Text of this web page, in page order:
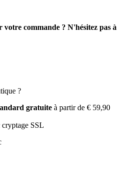
votre commande ? N'hésitez pas à
?
gratuite à partir de € 59,90
cryptage SSL